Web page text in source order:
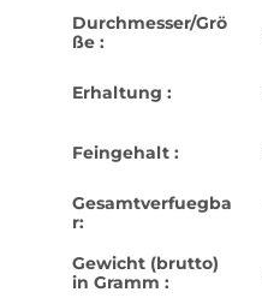
Durchmesser/Grö
ße :
Erhaltung :
Feingehalt :
Gesamtverfuegba
r:
Gewicht (brutto)
in Gramm :